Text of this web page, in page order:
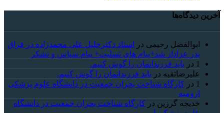
آخرین دیدگاه‌ها
ابوالفضل رحیمی در
استاد دکترخلیل علی محمدزاده در فراق
پدر عزادار شد+پیام های تسلیت+ پیام سپاس و تشکر
1 در باید فرزندانمان را گوش کنیم.
علیرضاتقیه در باید فرزندانمان را گوش کنیم.
1 در کارگاه شناخت بحران جمعیت در دانشگاه علوم پزشکی
ارومیه
خديجه گرزین در کارگاه شناخت بحران جمعیت در دانشگاه